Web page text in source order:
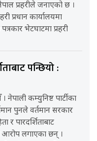
प्रहरीले जनाएको छ ।
प्रधान कार्यालयमा
भेटघाटमा प्रहरी
पन्छियो :
नेपाली कम्युनिष्ट पार्टीका
पुनले वर्तमान सरकार
र पारदर्शिताबाट
आरोप लगाएका छन् ।